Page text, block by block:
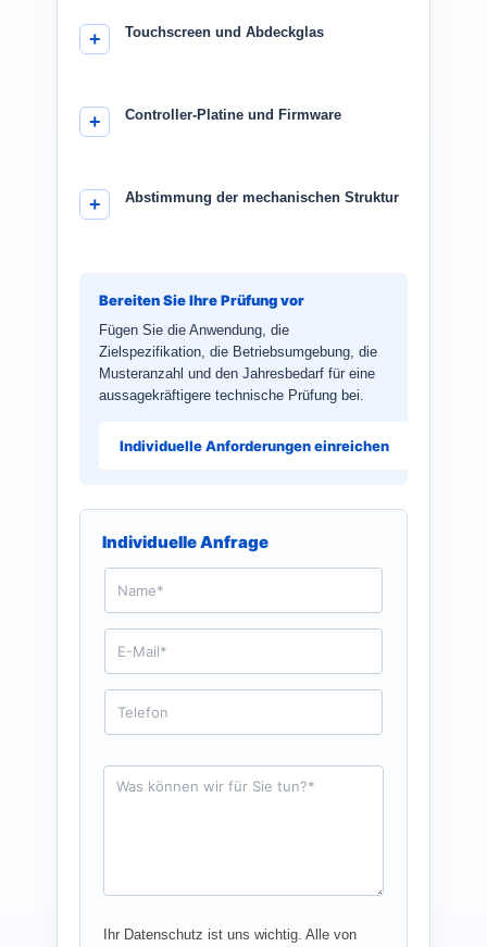
Touchscreen und Abdeckglas
Controller-Platine und Firmware
Abstimmung der mechanischen Struktur
Bereiten Sie Ihre Prüfung vor
Fügen Sie die Anwendung, die
Zielspezifikation, die Betriebsumgebung, die
Musteranzahl und den Jahresbedarf für eine
aussagekräftigere technische Prüfung bei.
Individuelle Anforderungen einreichen
Individuelle Anfrage
N
m
e
E
M
a
T
l
f
A
*
Ihr Datenschutz ist uns wichtig. Alle von